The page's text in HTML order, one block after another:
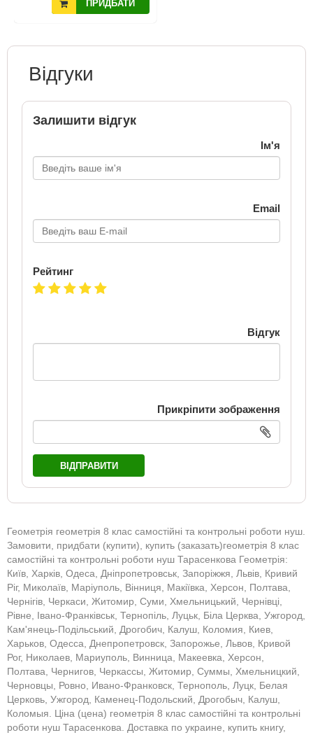
ПРИДБАТИ
Відгуки
Залишити відгук
Ім'я
Email
Рейтинг
Відгук
Прикріпити зображення
ВІДПРАВИТИ
Геометрія геометрія 8 клас самостійні та контрольні роботи нуш.
Замовити, придбати (купити), купить (заказать)геометрія 8 клас
самостійні та контрольні роботи нуш Тарасенкова Геометрія:
Київ, Харків, Одеса, Дніпропетровськ, Запоріжжя, Львів, Кривий
Ріг, Миколаїв, Маріуполь, Вінниця, Макіївка, Херсон, Полтава,
Чернігів, Черкаси, Житомир, Суми, Хмельницький, Чернівці,
Рівне, Івано-Франківськ, Тернопіль, Луцьк, Біла Церква, Ужгород,
Кам'янець-Подільський, Дрогобич, Калуш, Коломия, Киев,
Харьков, Одесса, Днепропетровск, Запорожье, Львов, Кривой
Рог, Николаев, Мариуполь, Винница, Макеевка, Херсон,
Полтава, Чернигов, Черкассы, Житомир, Суммы, Хмельницкий,
Черновцы, Ровно, Ивано-Франковск, Тернополь, Луцк, Белая
Церковь, Ужгород, Каменец-Подольский, Дрогобыч, Калуш,
Коломыя. Ціна (цена) геометрія 8 клас самостійні та контрольні
роботи нуш Тарасенкова. Доставка по украине, купить книгу,